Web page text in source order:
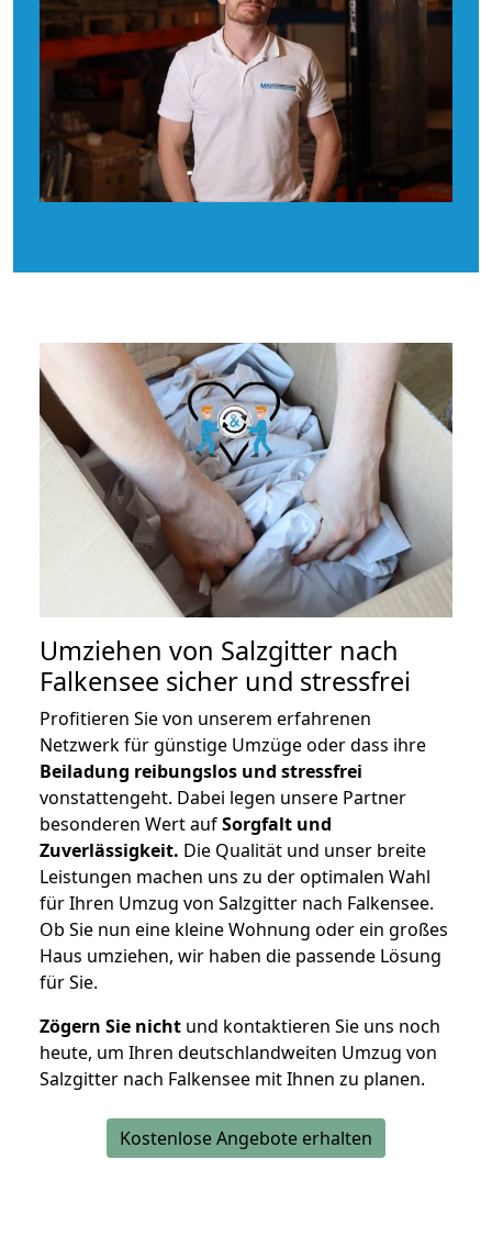
Umziehen von Salzgitter nach
Falkensee sicher und stressfrei
Profitieren Sie von unserem erfahrenen
Netzwerk für günstige Umzüge oder dass ihre
Beiladung reibungslos und stressfrei
vonstattengeht. Dabei legen unsere Partner
besonderen Wert aufSorgfalt und
Zuverlässigkeit. Die Qualität und unser breite
Leistungen machen uns zu der optimalen Wahl
für Ihren Umzug von Salzgitter nach Falkensee.
Ob Sie nun eine kleine Wohnung oder ein großes
Haus umziehen, wir haben die passende Lösung
für Sie.
Zögern Sie nicht und kontaktieren Sie uns noch
heute, um Ihren deutschlandweiten Umzug von
Salzgitter nach Falkensee mit Ihnen zu planen.
Kostenlose Angebote erhalten